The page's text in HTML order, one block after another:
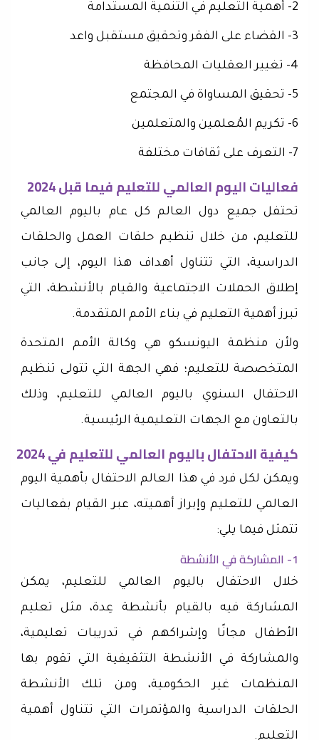
2- أهمية التعليم في التنمية المستدامة
3- القضاء على الفقر وتحقيق مستقبل واعد
4- تغيير العقليات المحافظة
5- تحقيق المساواة في المجتمع
6- تكريم المُعلمين والمتعلمين
7- التعرف على ثقافات مختلفة
فعاليات اليوم العالمي للتعليم فيما قبل 2024
تحتفل جميع دول العالم كل عام باليوم العالمي
للتعليم، من خلال تنظيم حلقات العمل والحلقات
الدراسية، التي تتناول أهداف هذا اليوم، إلى جانب
إطلاق الحملات الاجتماعية والقيام بالأنشطة، التي
تبرز أهمية التعليم في بناء الأمم المتقدمة.
ولأن منظمة اليونسكو هي وكالة الأمم المتحدة
المتخصصة للتعليم؛ فهي الجهة التي تتولى تنظيم
الاحتفال السنوي باليوم العالمي للتعليم، وذلك
بالتعاون مع الجهات التعليمية الرئيسية.
كيفية الاحتفال باليوم العالمي للتعليم في 2024
ويمكن لكل فرد في هذا العالم الاحتفال بأهمية اليوم
العالمي للتعليم وإبراز أهميته، عبر القيام بفعاليات
تتمثل فيما يلي:
1- المشاركة في الأنشطة
خلال الاحتفال باليوم العالمي للتعليم، يمكن
المشاركة فيه بالقيام بأنشطة عِدة، مثل تعليم
الأطفال مجانًا وإشراكهم في تدريبات تعليمية،
والمشاركة في الأنشطة التثقيفية التي تقوم بها
المنظمات غير الحكومية، ومن تلك الأنشطة
الحلقات الدراسية والمؤتمرات التي تتناول أهمية
التعليم.